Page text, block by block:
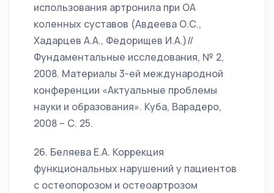
использования артронила при ОА
коленных суставов (Авдеева О.С.,
Хадарцев А.А., Федорищев И.А.)//
Фундаментальные исследования, № 2,
2008. Материалы 3-ей международной
конференции «Актуальные проблемы
науки и образования». Куба, Варадеро,
2008 – С. 25.
26. Беляева Е.А. Коррекция
функциональных нарушений у пациентов
с остеопорозом и остеоартрозом